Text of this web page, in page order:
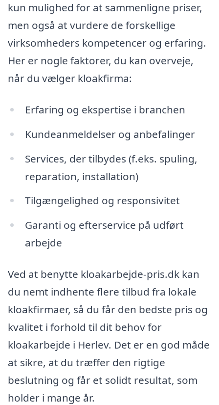
kun mulighed for at sammenligne priser,
men også at vurdere de forskellige
virksomheders kompetencer og erfaring.
Her er nogle faktorer, du kan overveje,
når du vælger kloakfirma:
Erfaring og ekspertise i branchen
Kundeanmeldelser og anbefalinger
Services, der tilbydes (f.eks. spuling,
reparation, installation)
Tilgængelighed og responsivitet
Garanti og efterservice på udført
arbejde
Ved at benytte kloakarbejde-pris.dk kan
du nemt indhente flere tilbud fra lokale
kloakfirmaer, så du får den bedste pris og
kvalitet i forhold til dit behov for
kloakarbejde i Herlev. Det er en god måde
at sikre, at du træffer den rigtige
beslutning og får et solidt resultat, som
holder i mange år.